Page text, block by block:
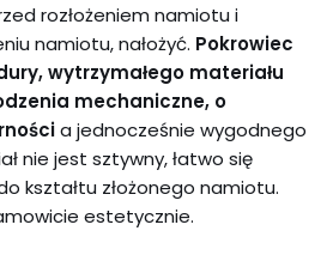
rozłożeniem namiotu i
namiotu, nałożyć. Pokrowiec
wytrzymałego materiału
mechaniczne, o
a jednocześnie wygodnego
nie jest sztywny, łatwo się
kształtu złożonego namiotu.
estetycznie.